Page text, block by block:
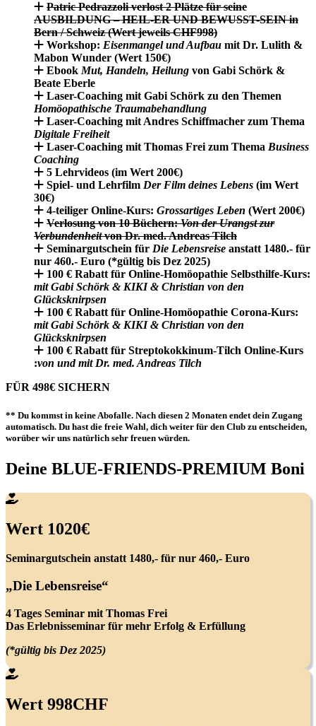
Patric Pedrazzoliverlost 2 Plätze für seine
AUSBILDUNG – HEIL-ER UND BEWUSST-SEINin
Bern / Schweiz (Wert jeweils CHF998)
Workshop: Eisenmangel und Aufbau mit Dr. Lulith &
Mabon Wunder (Wert 150€)
Ebook Mut, Handeln, Heilung von Gabi Schörk &
Beate Eberle
Laser-Coaching mit Gabi Schörk zu den Themen
Homöopathische Traumabehandlung
Laser-Coaching mit Andres Schiffmacher zum Thema
Digitale Freiheit
Laser-Coaching mit Thomas Frei zum Thema Business
Coaching
5 Lehrvideos (im Wert 200€)
Spiel- und Lehrfilm Der Film deines Lebens (im Wert
30€)
4-teiliger Online-Kurs: Grossartiges Leben (Wert 200€)
Verlosung von 10 Büchern: Von der Urangst zur
Verbundenheitvon Dr. med. Andreas Tilch
Seminargutschein für Die Lebensreise anstatt 1480.- für
nur 460.- Euro (*gültig bis Dez 2025)
100 € Rabatt für Online-Homöopathie Selbsthilfe-Kurs:
mit Gabi Schörk & KIKI & Christian von den
Glücksknirpsen
100 € Rabatt für Online-Homöopathie Corona-Kurs:
mit Gabi Schörk & KIKI & Christian von den
Glücksknirpsen
100 € Rabatt für Streptokokkinum-Tilch Online-Kurs
:von und mit Dr. med. Andreas Tilch
FÜR 498€ SICHERN
** Du kommst in keine Abofalle. Nach diesen 2 Monaten endet dein Zugang
automatisch. Du hast die freie Wahl, dich weiter für den Club zu entscheiden,
worüber wir uns natürlich sehr freuen würden.
Deine BLUE-FRIENDS-PREMIUM Boni
Wert 1020€
Seminargutschein anstatt 1480,- für nur 460,- Euro
„Die Lebensreise“
4 Tages Seminar mit Thomas Frei
Das Erlebnisseminar für mehr Erfolg & Erfüllung
(*gültig bis Dez 2025)
Wert 998CHF